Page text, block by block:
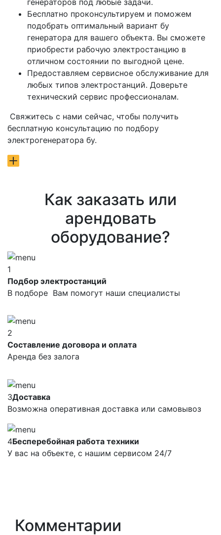
генераторов под любые задачи.
Бесплатно проконсультируем и поможем
подобрать оптимальный вариант бу
генератора для вашего объекта. Вы сможете
приобрести рабочую электростанцию в
отличном состоянии по выгодной цене.
Предоставляем сервисное обслуживание для
любых типов электростанций. Доверьте
технический сервис профессионалам.
Свяжитесь с нами сейчас, чтобы получить
бесплатную консультацию по подбору
электрогенератора бу.
Как заказать или
арендовать
оборудование?
1
Подбор электростанций
В подборе Вам помогут наши специалисты
2
Составление договора и оплата
Аренда без залога
3Доставка
Возможна оперативная доставка или самовывоз
4Бесперебойная работа техники
У вас на объекте, с нашим сервисом 24/7
Комментарии